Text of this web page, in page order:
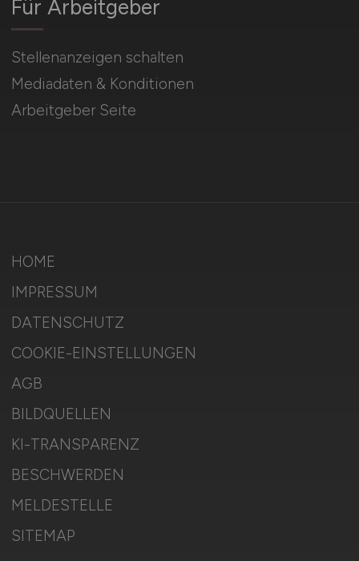
Für Arbeitgeber
Stellenanzeigen schalten
Mediadaten & Konditionen
Arbeitgeber Seite
HOME
IMPRESSUM
DATENSCHUTZ
COOKIE-EINSTELLUNGEN
AGB
BILDQUELLEN
KI-TRANSPARENZ
BESCHWERDEN
MELDESTELLE
SITEMAP